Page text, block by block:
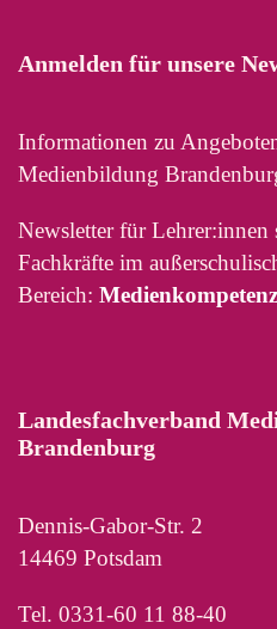
Anmelden für unsere
Informationen zu
Medienbildung
Newsletter für Lehrer:innen
Fachkräfte im
Bereich:
Landesfachverband
Brandenburg
Dennis-Gabor-Str. 2
14469 Potsdam
Tel. 0331-60 11 88-40